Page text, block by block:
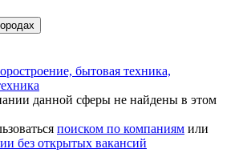
бытовая техника,
данной сферы не найдены в этом
поиском по компаниям или
без открытых вакансий